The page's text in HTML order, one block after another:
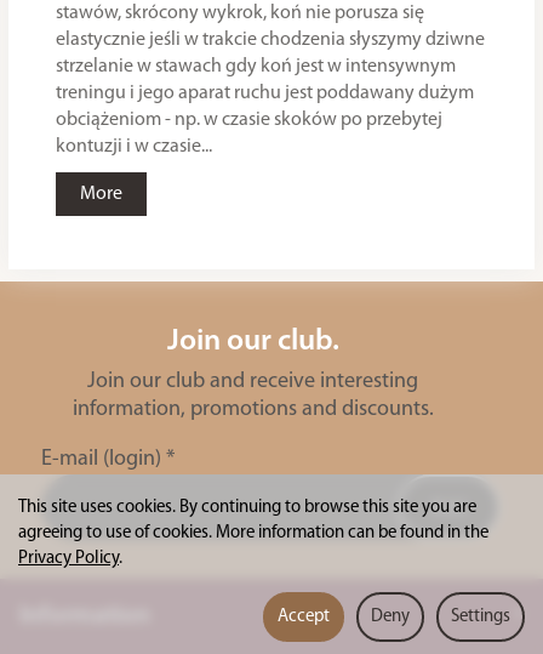
stawów, skrócony wykrok, koń nie porusza się
elastycznie jeśli w trakcie chodzenia słyszymy dziwne
strzelanie w stawach gdy koń jest w intensywnym
treningu i jego aparat ruchu jest poddawany dużym
obciążeniom - np. w czasie skoków po przebytej
kontuzji i w czasie...
More
Join our club.
Join our club and receive interesting
information, promotions and discounts.
E-mail (login) *
This site uses cookies. By continuing to browse this site you are
agreeing to use of cookies. More information can be found in the
Privacy Policy.
Settings
Deny
Accept